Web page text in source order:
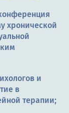
хронической
и
в
терапии;